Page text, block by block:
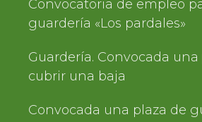
Convocatoria de empleo
guardería «Los pardales»
Guardería. Convocada una
cubrir una baja
Convocada una plaza de